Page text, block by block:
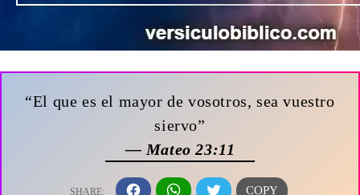
“El que es el mayor de vosotros, sea vuestro
siervo”
— Mateo 23:11